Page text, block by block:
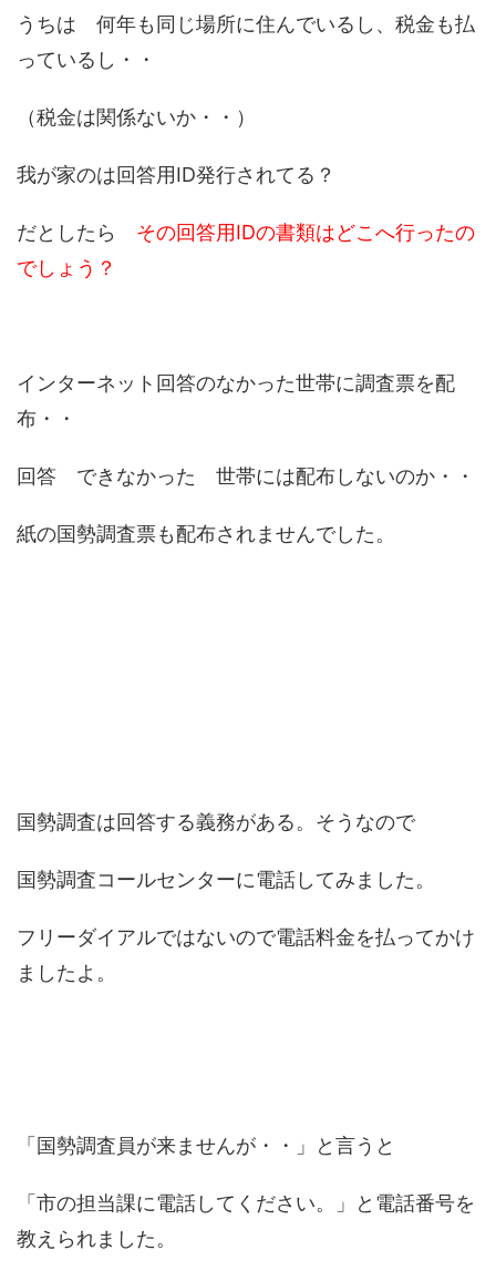
うちは 何年も同じ場所に住んでいるし、税金も払
っているし・・
（税金は関係ないか・・）
我が家のは回答用ID発行されてる？
だとしたら その回答用IDの書類はどこへ行ったの
でしょう？
インターネット回答のなかった世帯に調査票を配
布・・
回答 できなかった 世帯には配布しないのか・・
紙の国勢調査票も配布されませんでした。
国勢調査は回答する義務がある。そうなので
国勢調査コールセンターに電話してみました。
フリーダイアルではないので電話料金を払ってかけ
ましたよ。
「国勢調査員が来ませんが・・」と言うと
「市の担当課に電話してください。」と電話番号を
教えられました。